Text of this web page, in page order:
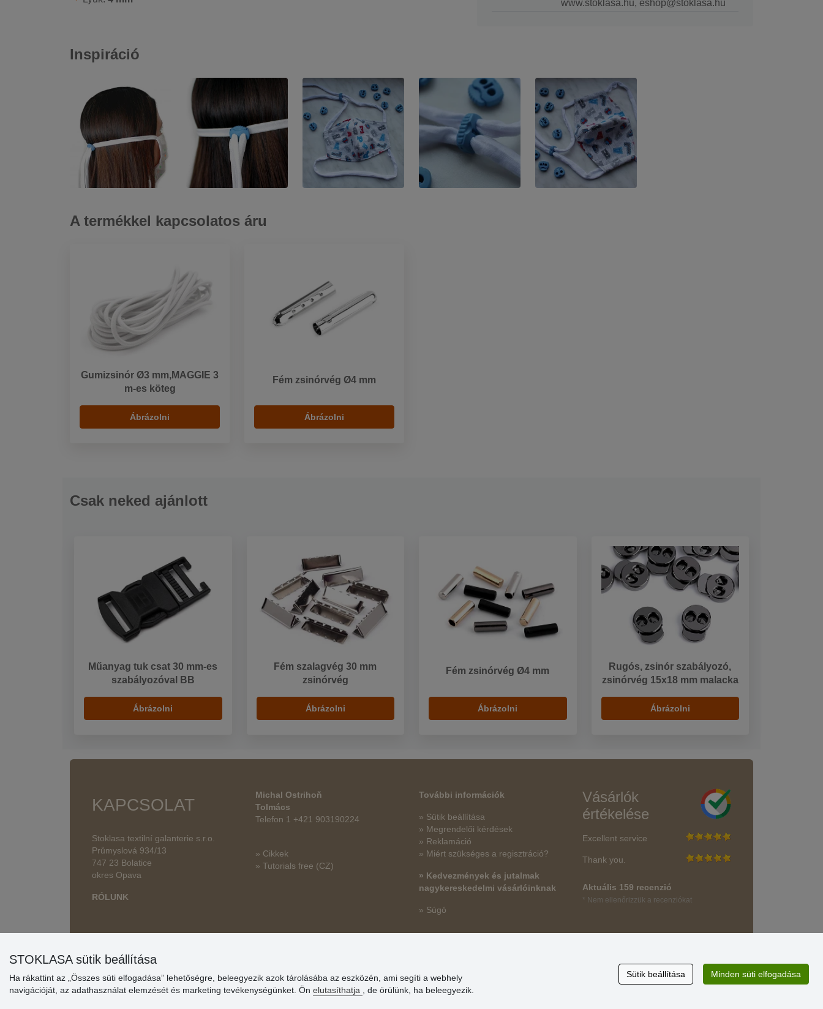
www.stoklasa.hu, eshop@stoklasa.hu
Inspiráció
A termékkel kapcsolatos áru
Gumizsinór Ø3 mm,MAGGIE 3
m-es köteg
Ábrázolni
Fém zsinórvég Ø4 mm
Ábrázolni
Csak neked ajánlott
Műanyag tuk csat 30 mm-es
szabályozóval BB
Ábrázolni
Fém szalagvég 30 mm
zsinórvég
Ábrázolni
Fém zsinórvég Ø4 mm
Ábrázolni
Rugós, zsinór szabályozó,
zsinórvég 15x18 mm malacka
Ábrázolni
KAPCSOLAT
Stoklasa textilní galanterie s.r.o.
Průmyslová 934/13
747 23 Bolatice
okres Opava
RÓLUNK
Michal Ostrihoň
Tolmács
Telefon 1 +421 903190224
» Cikkek
» Tutorials free (CZ)
További információk
» Sütik beállítása
» Megrendelői kérdések
» Reklamáció
» Miért szükséges a regisztráció?
» Kedvezmények és jutalmak
nagykereskedelmi vásárlóinknak
» Súgó
Vásárlók
értékelése
Excellent service
Thank you.
Aktuális 159 recenzió
* Nem ellenőrizzük a recenziókat
STOKLASA sütik beállítása
Ha rákattint az „Összes süti elfogadása” lehetőségre, beleegyezik azok tárolásába az eszközén, ami segíti a webhely
navigációját, az adathasználat elemzését és marketing tevékenységünket. Ön elutasíthatja , de örülünk, ha beleegyezik.
Sütik beállítása Minden süti elfogadása